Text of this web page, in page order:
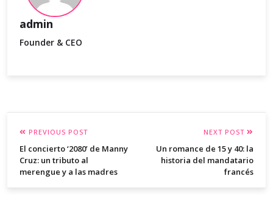
admin
Founder & CEO
PREVIOUS POST
El concierto ‘2080’ de Manny
Cruz: un tributo al
merengue y a las madres
NEXT POST
Un romance de 15 y 40: la
historia del mandatario
francés